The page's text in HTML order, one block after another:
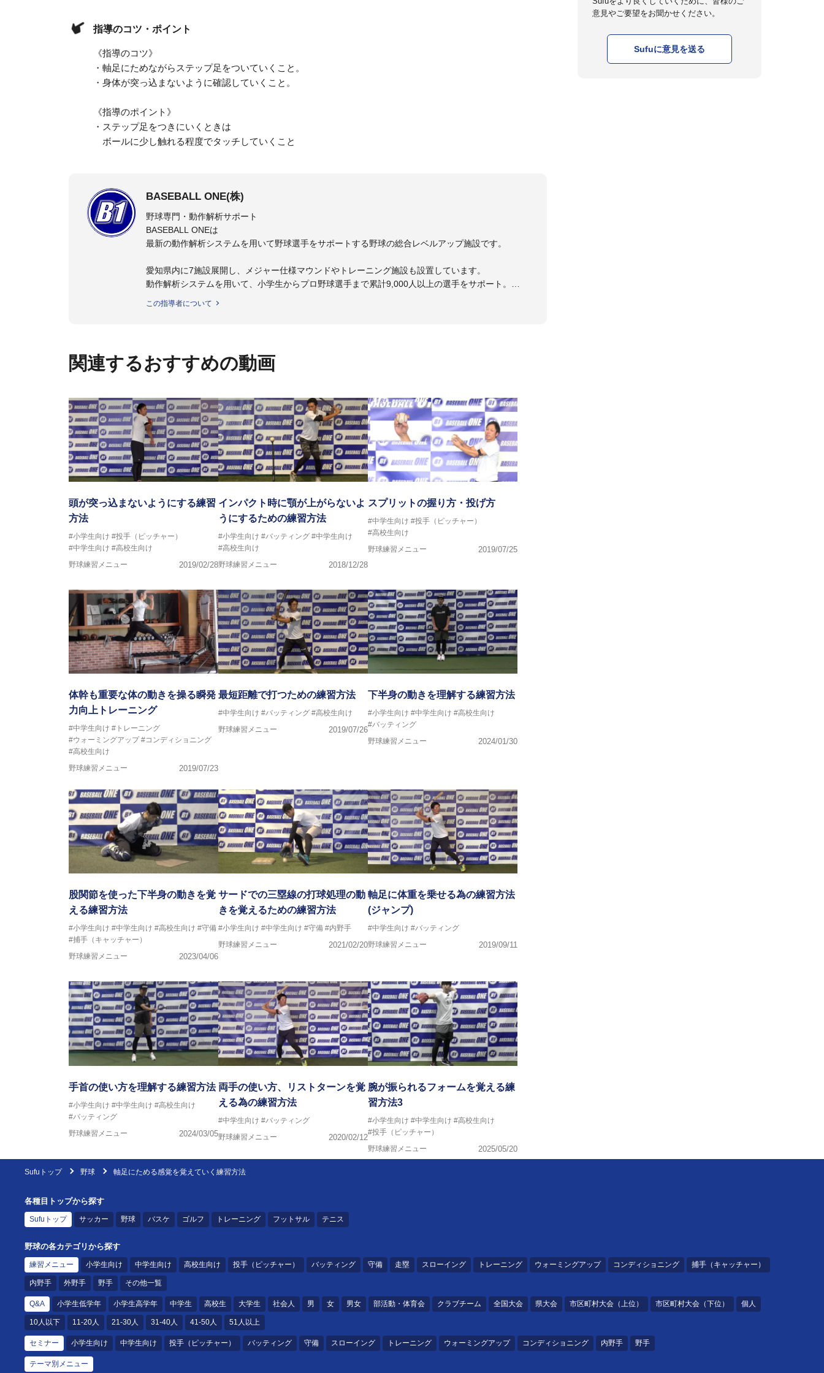
指導のコツ・ポイント
《指導のコツ》
・軸足にためながらステップ足をついていくこと。
・身体が突っ込まないように確認していくこと。
《指導のポイント》
・ステップ足をつきにいくときは
ボールに少し触れる程度でタッチしていくこと
BASEBALL ONE(株)
野球専門・動作解析サポート
BASEBALL ONEは
最新の動作解析システムを用いて野球選手をサポートする野球の総合レベルアップ施設です。
愛知県内に7施設展開し、メジャー仕様マウンドやトレーニング施設も設置しています。
動作解析システムを用いて、小学生からプロ野球選手まで累計9,000人以上の選手をサポート。
この指導者について
関連するおすすめの動画
頭が突っ込まないようにする練習
方法
#小学生向け #投手（ピッチャー）
#中学生向け #高校生向け
野球練習メニュー
2019/02/28
インパクト時に顎が上がらないよ
うにするための練習方法
#小学生向け #バッティング #中学生向け
#高校生向け
野球練習メニュー
2018/12/28
スプリットの握り方・投げ方
#中学生向け #投手（ピッチャー）
#高校生向け
野球練習メニュー
2019/07/25
体幹も重要な体の動きを操る瞬発
力向上トレーニング
#中学生向け #トレーニング
#ウォーミングアップ #コンディショニング
#高校生向け
野球練習メニュー
2019/07/23
最短距離で打つための練習方法
#中学生向け #バッティング #高校生向け
野球練習メニュー
2019/07/26
下半身の動きを理解する練習方法
#小学生向け #中学生向け #高校生向け
#バッティング
野球練習メニュー
2024/01/30
股関節を使った下半身の動きを覚
える練習方法
#小学生向け #中学生向け #高校生向け #守備
#捕手（キャッチャー）
野球練習メニュー
2023/04/06
サードでの三塁線の打球処理の動
きを覚えるための練習方法
#小学生向け #中学生向け #守備 #内野手
野球練習メニュー
2021/02/20
軸足に体重を乗せる為の練習方法
(ジャンプ)
#中学生向け #バッティング
野球練習メニュー
2019/09/11
手首の使い方を理解する練習方法
#小学生向け #中学生向け #高校生向け
#バッティング
野球練習メニュー
2024/03/05
両手の使い方、リストターンを覚
える為の練習方法
#中学生向け #バッティング
野球練習メニュー
2020/02/12
腕が振られるフォームを覚える練
習方法3
#小学生向け #中学生向け #高校生向け
#投手（ピッチャー）
野球練習メニュー
2025/05/20
意見やご要望をお聞かせください。
Sufuに意見を送る
Sufuトップ 野球 軸足にためる感覚を覚えていく練習方法
各種目トップから探す
Sufuトップ サッカー 野球 バスケ ゴルフ トレーニング フットサル テニス
野球の各カテゴリから探す
練習メニュー 小学生向け 中学生向け 高校生向け 投手（ピッチャー） バッティング 守備 走塁 スローイング トレーニング ウォーミングアップ コンディショニング 捕手（キャッチャー）
内野手 外野手 野手 その他一覧
Q&A 小学生低学年 小学生高学年 中学生 高校生 大学生 社会人 男 女 男女 部活動・体育会 クラブチーム 全国大会 県大会 市区町村大会（上位） 市区町村大会（下位） 個人
10人以下 11-20人 21-30人 31-40人 41-50人 51人以上
セミナー 小学生向け 中学生向け 投手（ピッチャー） バッティング 守備 スローイング トレーニング ウォーミングアップ コンディショニング 内野手 野手
テーマ別メニュー